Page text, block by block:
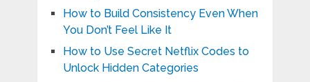
How to Build Consistency Even When
You Don’t Feel Like It
How to Use Secret Netflix Codes to
Unlock Hidden Categories